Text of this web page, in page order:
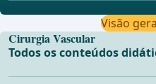
Visão
Cirurgia Vascular
Todos os conteúdos